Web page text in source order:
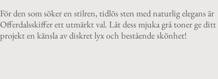
För den som söker en stilren, tidlös sten med naturlig elegans är
Offerdalsskiffer ett utmärkt val. Låt dess mjuka grå toner ge ditt
projekt en känsla av diskret lyx och bestående skönhet!